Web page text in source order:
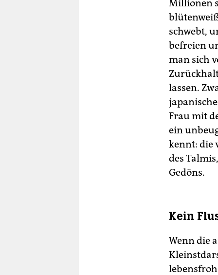
Millionen
schwebt,
befreien
man sich
lassen.
Frau mit
ein
kennt: die
des
Gedöns.
Kein
Wenn die